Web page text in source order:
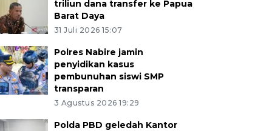
triliun dana transfer ke Papua
Barat Daya
31 Juli 2026 15:07
Polres Nabire jamin
penyidikan kasus
pembunuhan siswi SMP
transparan
3 Agustus 2026 19:29
Polda PBD geledah Kantor